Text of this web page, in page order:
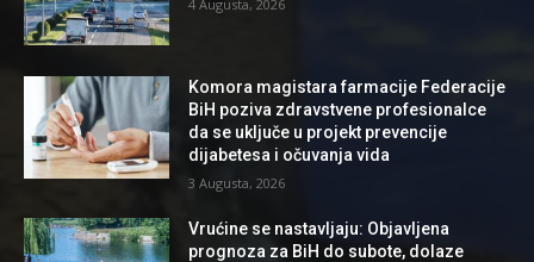
4 Augusta, 2026
Komora magistara farmacije Federacije
BiH poziva zdravstvene profesionalce
da se uključe u projekt prevencije
dijabetesa i očuvanja vida
3 Augusta, 2026
Vrućine se nastavljaju: Objavljena
prognoza za BiH do subote, dolaze